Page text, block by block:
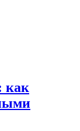
как